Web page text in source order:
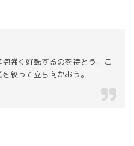
強く好転するのを待とう。こ
絞って立ち向かおう。